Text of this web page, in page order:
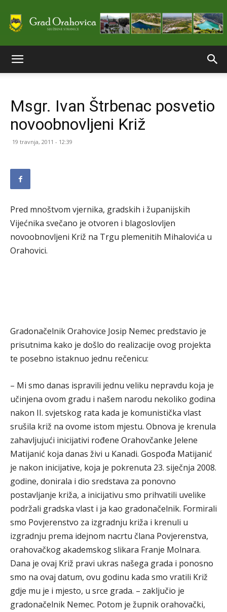
stranice
Msgr. Ivan Štrbenac posvetio
novoobnovljeni Križ
19 travnja, 2011 - 12:39
Pred mnoštvom vjernika, gradskih i županijskih
Vijećnika svečano je otvoren i blagoslovljen
novoobnovljeni Križ na Trgu plemenitih Mihalovića u
Orahovici.
Gradonačelnik Orahovice Josip Nemec predstavio je
prisutnima kako je došlo do realizacije ovog projekta
te posebno istaknuo jednu rečenicu:
– Mi smo danas ispravili jednu veliku nepravdu koja je
učinjena ovom gradu i našem narodu nekoliko godina
nakon II. svjetskog rata kada je komunistička vlast
srušila križ na ovome istom mjestu. Obnova je krenula
zahavljujući inicijativi rođene Orahovčanke Jelene
Matijanić koja danas živi u Kanadi. Gospođa Matijanić
je nakon inicijative, koja je pokrenuta 23. siječnja 2008.
godine, donirala i dio sredstava za ponovno
postavljanje križa, a inicijativu smo prihvatili uvelike
podržali gradska vlast i ja kao gradonačelnik. Formirali
smo Povjerenstvo za izgradnju križa i krenuli u
izgradnju prema idejnom nacrtu člana Povjerenstva,
orahovačkog akademskog slikara Franje Molnara.
Dana je ovaj Križ pravi ukras našega grada i ponosno
smo na ovaj datum, ovu godinu kada smo vratili Križ
gdje mu je i mjesto, u srce grada. – zaključio je
gradonačelnik Nemec. Potom je župnik orahovački,